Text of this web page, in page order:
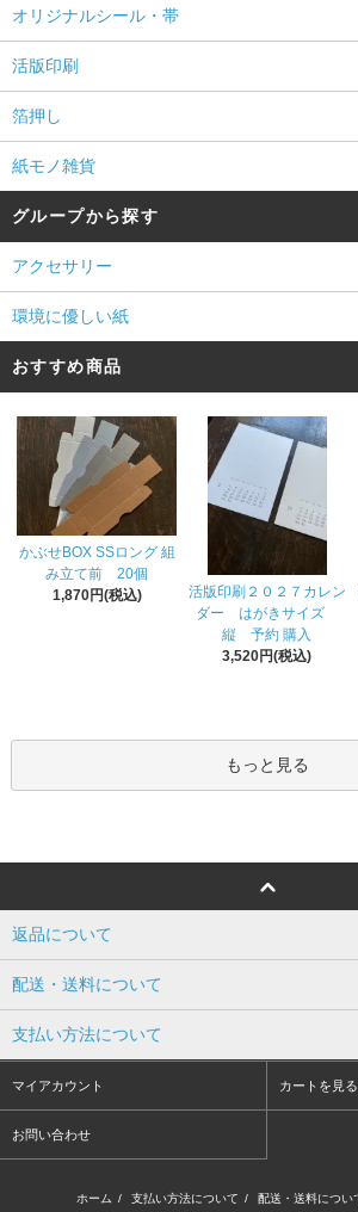
オリジナルシール・帯
活版印刷
箔押し
紙モノ雑貨
グループから探す
アクセサリー
環境に優しい紙
おすすめ商品
かぶせBOX SSロング 組
み立て前 20個
1,870円(税込)
活版印刷２０２７カレン
ダー はがきサイズ
縦 予約 購入
3,520円(税込)
もっと見る
返品について
配送・送料について
支払い方法について
マイアカウント カートを見る
お問い合わせ
ホーム / 支払い方法について / 配送・送料につい